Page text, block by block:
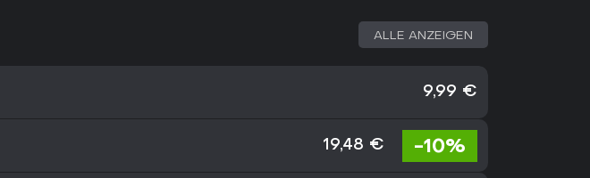
ALLE ANZEIGEN
9,99 €
19,48 € -10%